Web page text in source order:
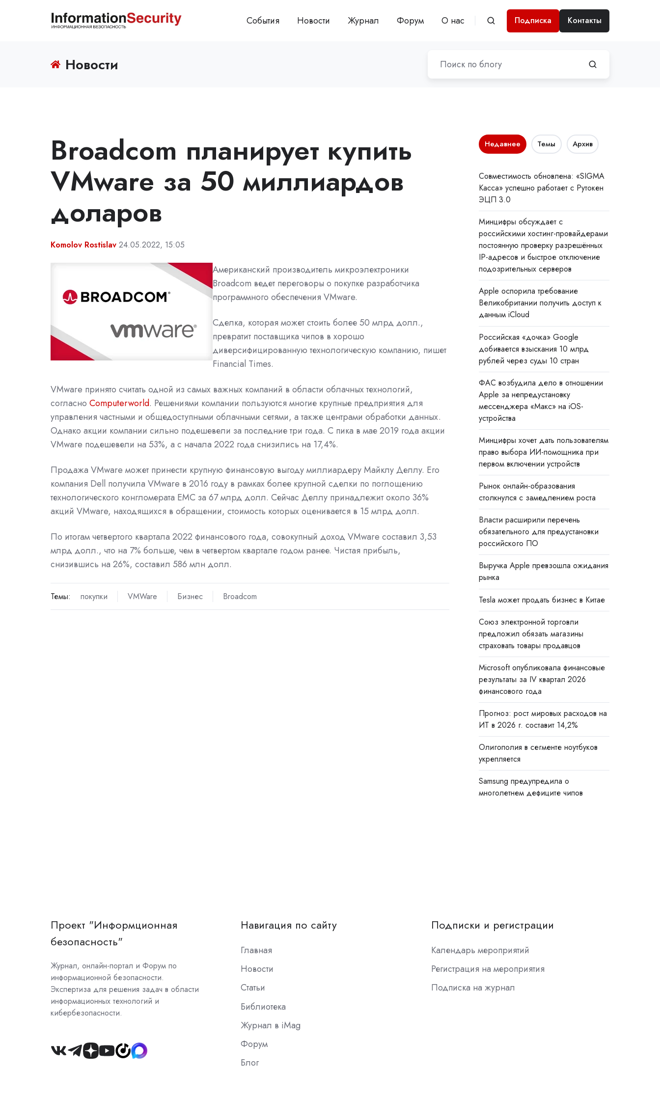
События Новости Журнал Форум О нас Подписка Контакты
Новости
Broadcom планирует купить
VMware за 50 миллиардов
доларов
Komolov Rostislav 24.05.2022, 15:05
Американский производитель микроэлектроники
Broadcom ведет переговоры о покупке разработчика
программного обеспечения VMware.
Сделка, которая может стоить более 50 млрд долл.,
превратит поставщика чипов в хорошо
диверсифицированную технологическую компанию, пишет
Financial Times.
VMware принято считать одной из самых важных компаний в области облачных технологий,
согласно Computerworld. Решениями компании пользуются многие крупные предприятия для
управления частными и общедоступными облачными сетями, а также центрами обработки данных.
Однако акции компании сильно подешевели за последние три года. С пика в мае 2019 года акции
VMware подешевели на 53%, а с начала 2022 года снизились на 17,4%.
Продажа VMware может принести крупную финансовую выгоду миллиардеру Майклу Деллу. Его
компания Dell получила VMware в 2016 году в рамках более крупной сделки по поглощению
технологического конгломерата EMC за 67 млрд долл. Сейчас Деллу принадлежит около 36%
акций VMware, находящихся в обращении, стоимость которых оценивается в 15 млрд долл.
По итогам четвертого квартала 2022 финансового года, совокупный доход VМware составил 3,53
млрд долл., что на 7% больше, чем в четвертом квартале годом ранее. Чистая прибыль,
снизившись на 26%, составил 586 млн долл.
Темы: покупки VMWare Бизнес Broadcom
Недавнее Темы Архив
Совместимость обновлена: «SIGMA
Касса» успешно работает с Рутокен
ЭЦП 3.0
Минцифры обсуждает с
российскими хостинг-провайдерами
постоянную проверку разрешённых
IP-адресов и быстрое отключение
подозрительных серверов
Apple оспорила требование
Великобритании получить доступ к
данным iCloud
Российская «дочка» Google
добивается взыскания 10 млрд
рублей через суды 10 стран
ФАС возбудила дело в отношении
Apple за непредустановку
мессенджера «Макс» на iOS-
устройства
Минцифры хочет дать пользователям
право выбора ИИ-помощника при
первом включении устройств
Рынок онлайн-образования
столкнулся с замедлением роста
Власти расширили перечень
обязательного для предустановки
российского ПО
Выручка Apple превзошла ожидания
рынка
Tesla может продать бизнес в Китае
Союз электронной торговли
предложил обязать магазины
страховать товары продавцов
Microsoft опубликовала финансовые
результаты за IV квартал 2026
финансового года
Прогноз: рост мировых расходов на
ИТ в 2026 г. составит 14,2%
Олигополия в сегменте ноутбуков
укрепляется
Samsung предупредила о
многолетнем дефиците чипов
Проект "Информционная
безопасность"
Журнал, онлайн-портал и Форум по
информационной безопасности.
Экспертиза для решения задач в области
информационных технологий и
кибербезопасности.
Join
Навигация по сайту
Главная
Новости
Статьи
Библиотека
Журнал в iMag
Форум
Блог
Подписки и регистрации
Календарь мероприятий
Регистрация на мероприятия
Подписка на журнал